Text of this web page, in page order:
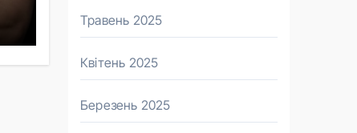
Травень 2025
Квітень 2025
Березень 2025